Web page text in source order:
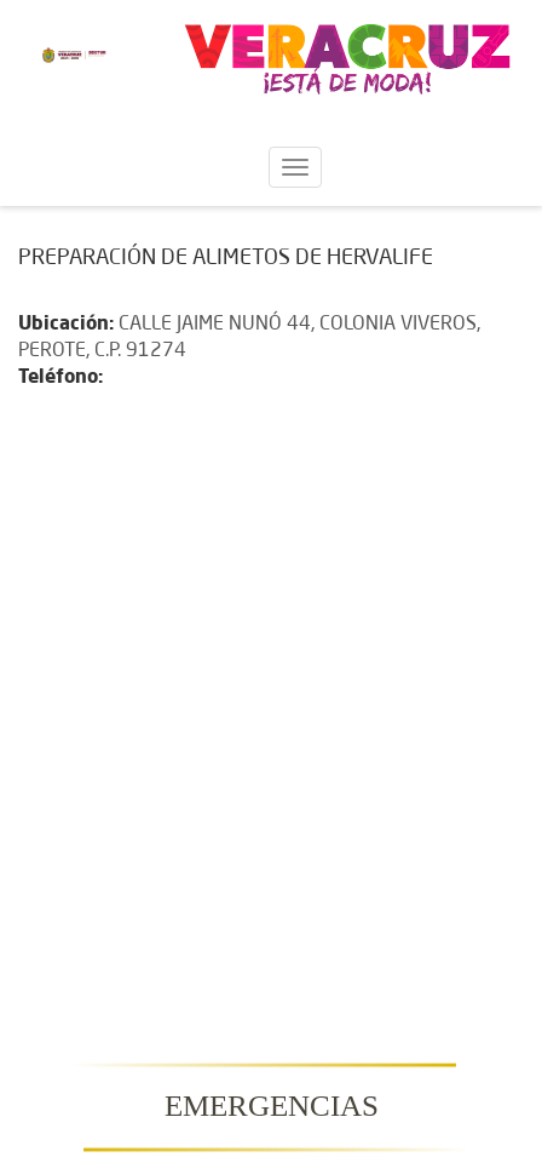
PREPARACIÓN DE ALIMETOS DE HERVALIFE
Ubicación: CALLE JAIME NUNÓ 44, COLONIA VIVEROS,
PEROTE, C.P. 91274
Teléfono:
EMERGENCIAS